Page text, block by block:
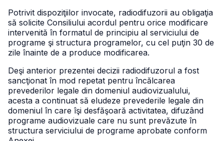
Potrivit dispoziţiilor invocate, radiodifuzorii au obligaţia
să solicite Consiliului acordul pentru orice modificare
intervenită în formatul de principiu al serviciului de
programe şi structura programelor, cu cel puţin 30 de
zile înainte de a produce modificarea.
Deşi anterior prezentei decizii radiodifuzorul a fost
sancţionat în mod repetat pentru încălcarea
prevederilor legale din domeniul audiovizualului,
acesta a continuat să eludeze prevederile legale din
domeniul în care îşi desfăşoară activitatea, difuzând
programe audiovizuale care nu sunt prevăzute în
structura serviciului de programe aprobate conform